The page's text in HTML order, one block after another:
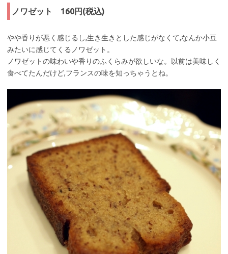
ノワゼット 160円(税込)
やや香りが悪く感じるし,生き生きとした感じがなくて,なんか小豆
みたいに感じてくるノワゼット。
ノワゼットの味わいや香りのふくらみが欲しいな。以前は美味しく
食べてたんだけど,フランスの味を知っちゃうとね。